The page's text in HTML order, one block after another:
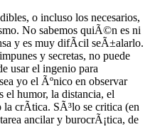
o incluso los necesarios,
No sabemos quiÃ©n es ni
y es muy difÃ­cil seÃ±alarlo.
y secretas, no puede
usar el ingenio para
yo el Ãºnico en observar
el humor, la distancia, el
la crÃ­tica. SÃ³lo se critica (en
ancilar y burocrÃ¡tica, de